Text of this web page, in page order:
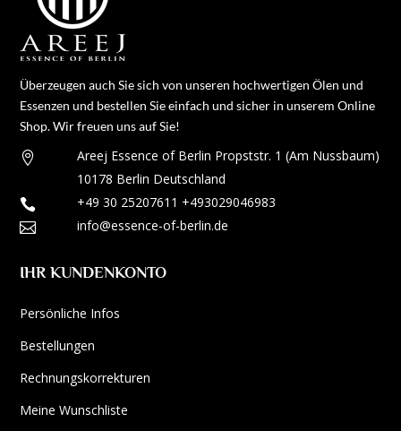
Überzeugen auch Sie sich von unseren hochwertigen Ölen und
Essenzen und bestellen Sie einfach und sicher in unserem Online
Shop. Wir freuen uns auf Sie!
 Areej Essence of Berlin Propststr. 1 (Am Nussbaum)
10178 Berlin Deutschland
 +49 30 25207611 +493029046983
 info@essence-of-berlin.de
IHR KUNDENKONTO
Persönliche Infos
Bestellungen
Rechnungskorrekturen
Meine Wunschliste